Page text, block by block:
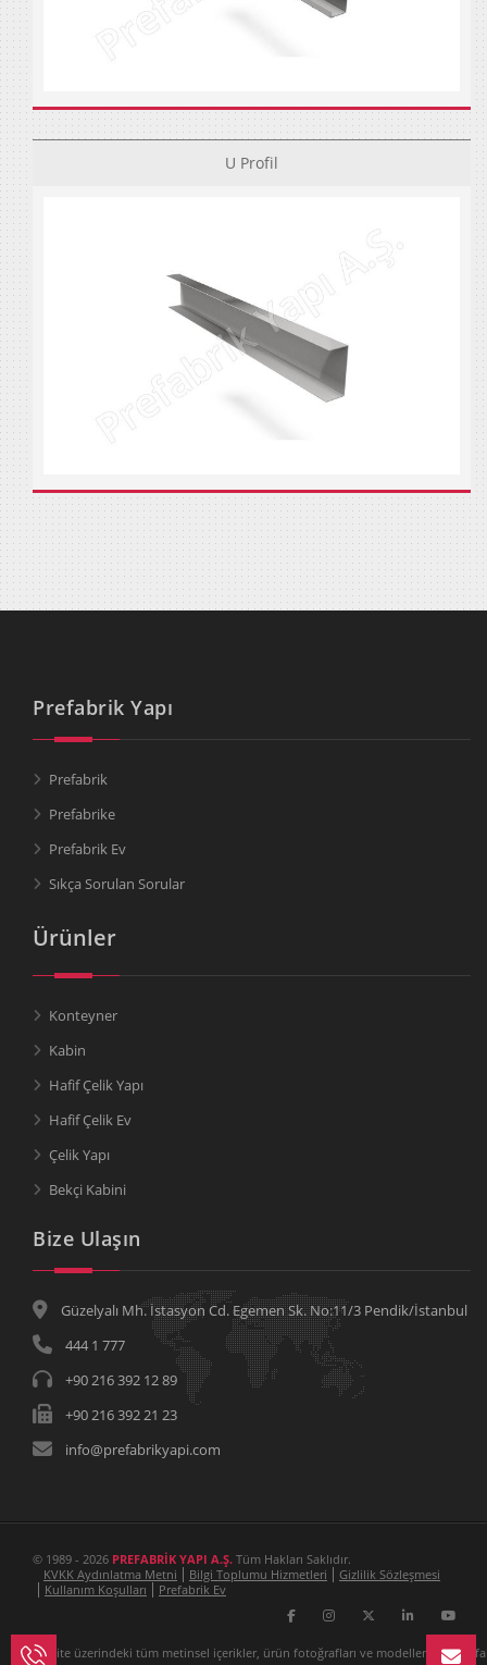
U Profil
Prefabrik Yapı
Prefabrik
Prefabrike
Prefabrik Ev
Sıkça Sorulan Sorular
Ürünler
Konteyner
Kabin
Hafif Çelik Yapı
Hafif Çelik Ev
Çelik Yapı
Bekçi Kabini
Bize Ulaşın
Güzelyalı Mh. İstasyon Cd. Egemen Sk. No:11/3 Pendik/İstanbul
444 1 777
+90 216 392 12 89
+90 216 392 21 23
info@prefabrikyapi.com
© 1989 - 2026 PREFABRİK YAPI A.Ş. Tüm Hakları Saklıdır.
KVKK Aydınlatma Metni
Bilgi Toplumu Hizmetleri
Gizlilik Sözleşmesi
Kullanım Koşulları
Prefabrik Ev
Bu site üzerindeki tüm metinsel içerikler, ürün fotoğrafları ve modellemeler